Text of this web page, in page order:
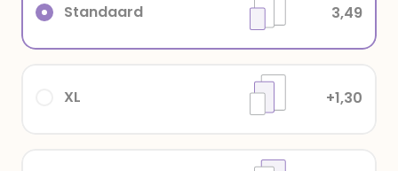
XL +1,30
Standaard 3,49